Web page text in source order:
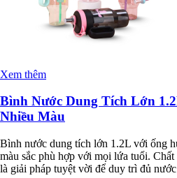
Xem thêm
Bình Nước Dung Tích Lớn
Nhiều Màu
Bình nước dung tích lớn 1.2L với ống
màu sắc phù hợp với mọi lứa tuổi.
là giải pháp tuyệt vời để duy trì đủ